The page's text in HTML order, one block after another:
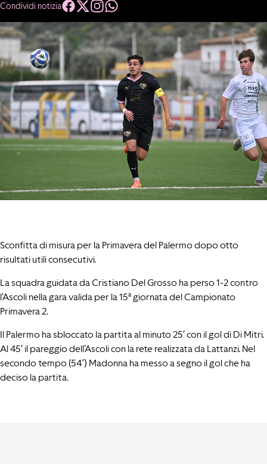
Condividi notizia
Sconfitta di misura per la Primavera del Palermo dopo otto
risultati utili consecutivi.
La squadra guidata da Cristiano Del Grosso ha perso 1-2 contro
l’Ascoli nella gara valida per la 15ª giornata del Campionato
Primavera 2.
Il Palermo ha sbloccato la partita al minuto 25′ con il gol di Di Mitri.
Al 45′ il pareggio dell’Ascoli con la rete realizzata da Lattanzi. Nel
secondo tempo (54′) Madonna ha messo a segno il gol che ha
deciso la partita.